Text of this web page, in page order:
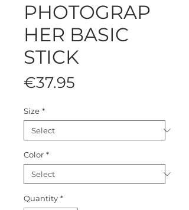
PHOTOGRAP
HER BASIC
STICK
€37.95
Size *
Color *
Quantity *